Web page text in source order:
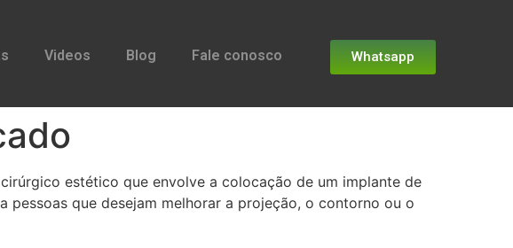
Videos Blog Fale conosco Whatsapp
estético que envolve a colocação de um implante de
que desejam melhorar a projeção, o contorno ou o